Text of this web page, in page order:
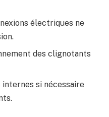
électriques ne
des clignotants
si nécessaire